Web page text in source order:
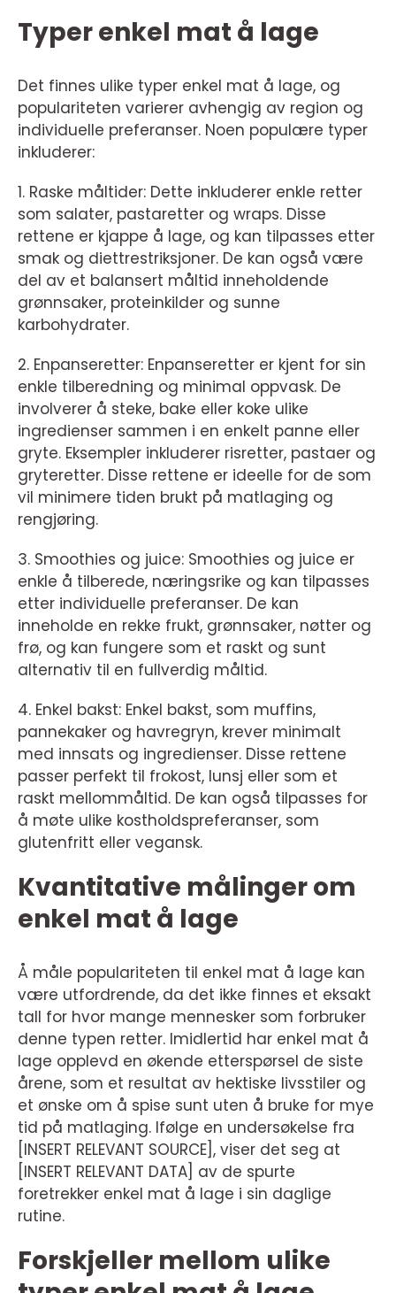
Typer enkel mat å lage
Det finnes ulike typer enkel mat å lage, og
populariteten varierer avhengig av region og
individuelle preferanser. Noen populære typer
inkluderer:
1. Raske måltider: Dette inkluderer enkle retter
som salater, pastaretter og wraps. Disse
rettene er kjappe å lage, og kan tilpasses etter
smak og diettrestriksjoner. De kan også være
del av et balansert måltid inneholdende
grønnsaker, proteinkilder og sunne
karbohydrater.
2. Enpanseretter: Enpanseretter er kjent for sin
enkle tilberedning og minimal oppvask. De
involverer å steke, bake eller koke ulike
ingredienser sammen i en enkelt panne eller
gryte. Eksempler inkluderer risretter, pastaer og
gryteretter. Disse rettene er ideelle for de som
vil minimere tiden brukt på matlaging og
rengjøring.
3. Smoothies og juice: Smoothies og juice er
enkle å tilberede, næringsrike og kan tilpasses
etter individuelle preferanser. De kan
inneholde en rekke frukt, grønnsaker, nøtter og
frø, og kan fungere som et raskt og sunt
alternativ til en fullverdig måltid.
4. Enkel bakst: Enkel bakst, som muffins,
pannekaker og havregryn, krever minimalt
med innsats og ingredienser. Disse rettene
passer perfekt til frokost, lunsj eller som et
raskt mellommåltid. De kan også tilpasses for
å møte ulike kostholdspreferanser, som
glutenfritt eller vegansk.
Kvantitative målinger om
enkel mat å lage
Å måle populariteten til enkel mat å lage kan
være utfordrende, da det ikke finnes et eksakt
tall for hvor mange mennesker som forbruker
denne typen retter. Imidlertid har enkel mat å
lage opplevd en økende etterspørsel de siste
årene, som et resultat av hektiske livsstiler og
et ønske om å spise sunt uten å bruke for mye
tid på matlaging. Ifølge en undersøkelse fra
[INSERT RELEVANT SOURCE], viser det seg at
[INSERT RELEVANT DATA] av de spurte
foretrekker enkel mat å lage i sin daglige
rutine.
Forskjeller mellom ulike